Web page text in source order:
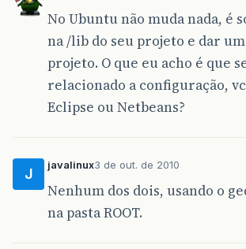
No Ubuntu não muda nada, é
na /lib do seu projeto e dar
projeto. O que eu acho é que
relacionado a configuração,
Eclipse ou Netbeans?
J
javalinux3 de out. de 2010
Nenhum dos dois, usando o
na pasta ROOT.